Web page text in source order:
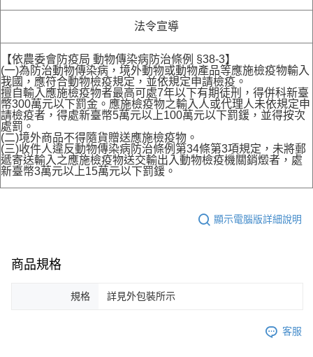
法令宣導
【依農委會防疫局 動物傳染病防治條例 §38-3】
(一)為防治動物傳染病，境外動物或動物產品等應施檢疫物輸入
我國，應符合動物檢疫規定，並依規定申請檢疫。
擅自輸入應施檢疫物者最高可處7年以下有期徒刑，得併科新臺
幣300萬元以下罰金。應施檢疫物之輸入人或代理人未依規定申
請檢疫者，得處新臺幣5萬元以上100萬元以下罰鍰，並得按次
處罰。
(二)境外商品不得隨貨贈送應施檢疫物。
(三)收件人違反動物傳染病防治條例第34條第3項規定，未將郵
遞寄送輸入之應施檢疫物送交輸出入動物檢疫機關銷燬者，處
新臺幣3萬元以上15萬元以下罰鍰。
顯示電腦版詳細說明
商品規格
規格 詳見外包裝所示
客服